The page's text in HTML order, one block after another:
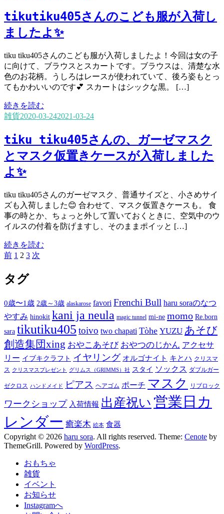
tikutiku405さんのこども服が入荷し
ましたよ✨
tiku tiku405さんのこども服が入荷しましたよ！今回は女の子
に向けて、ブラウスとスカートです。ブラウスは、清楚な水
色のお花柄。うしろはレースが使われていて、後ろ姿もとっ
てもかわいいのです💕 スカートはシックな黒。 […]
続きを読む
雑貨2020-03-242021-03-24
tiku tiku405さんの、ガーゼマスク
とマスク仮置きケースが入荷しました
よ✨
tiku tiku405さんのガーゼマスク、普通サイズと、小さめサイ
ズも入荷しました😊 合わせて、マスク仮置きケースも。 食
事の時とか、ちょっと外して置いておくときに、空気中のウ
イルスの付着を防げますし、そのままポイッと […]
続きを読む
投
ナ
ビ
ー
シ
ョ
ン
前 固
ペ
ー
1 固
ペ
ー
2 固
ペ
3 次
タグ
0歳〜1歳 2歳～3歳 alaskarose favori Frenchi Bull haru soraのなつ
やすみ hinokit kani ja neula magic tunnel mi-ne momo Re.born
sara tikutiku405 toivo two chapati Tòhe YUZU あそび
創造集団xing おやこあそび おやつのじかん アクセサ
リー イブキクラフト イヤリング オルゴナイト キとハ クリスマ
ス クリスマスプレゼント グリムス（GRIMMS）社 スタイ ソックス ダブルガー
ゼクロス ハンドメイド ピアス ヘアゴム ポーチ マスク リブロック
ワークショップ 入荷情報 出産祝い 営業日カ
レンダー 癒楽木 絵本 食器
Copyright © 2026 haru sora. All rights reserved. Theme: Cenote by
ThemeGrill. Powered by WordPress.
おもちゃ
雑貨
イベント
お知らせ
Instagramへ